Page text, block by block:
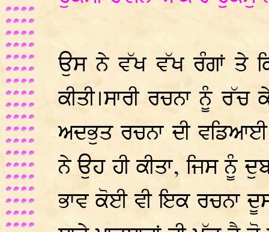
ਉਸ ਨੇ ਵੱਖ ਵੱਖ ਰੰਗਾਂ ਤੇ
ਕੀਤੀ।ਸਾਰੀ ਰਚਨਾ ਨੂੰ
ਅਦਭੁਤ ਰਚਨਾ ਦੀ
ਨੇ ਉਹ ਹੀ ਕੀਤਾ, ਜਿਸ ਨੂੰ
ਭਾਵ ਕੋਈ ਵੀ ਇਕ ਰਚਨਾ